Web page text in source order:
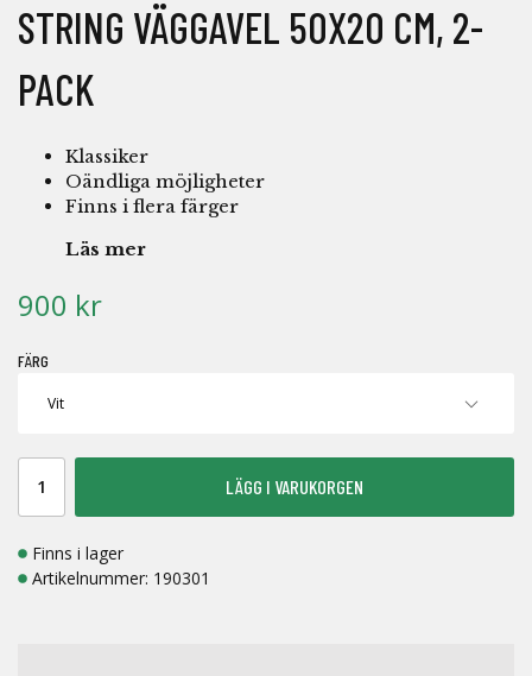
STRING VÄGGAVEL 50X20 CM, 2-
PACK
Klassiker
Oändliga möjligheter
Finns i flera färger
Läs mer
900 kr
FÄRG
LÄGG I VARUKORGEN
Finns i lager
Artikelnummer: 190301